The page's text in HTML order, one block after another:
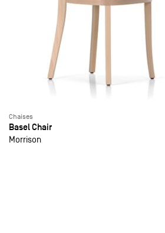
Chaises
Basel Chair
Morrison